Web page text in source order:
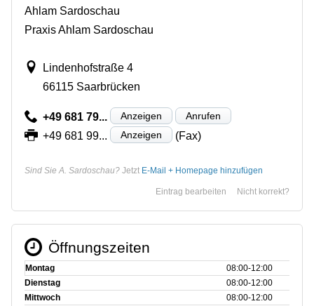
Ahlam Sardoschau
Praxis Ahlam Sardoschau
Lindenhofstraße 4
66115 Saarbrücken
+49 681 79... Anzeigen Anrufen
+49 681 99... Anzeigen (Fax)
Sind Sie A. Sardoschau? Jetzt E-Mail + Homepage hinzufügen
Nicht korrekt?
Eintrag bearbeiten
Öffnungszeiten
Montag
08:00‑12:00
Dienstag
08:00‑12:00
Mittwoch
08:00‑12:00